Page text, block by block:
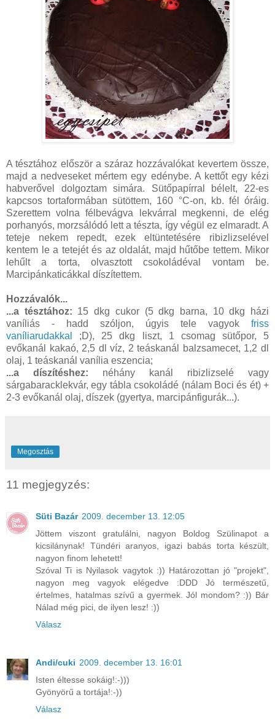
A tésztához először a száraz hozzávalókat kevertem össze,
majd a nedveseket mértem egy edénybe. A kettőt egy kézi
habverővel dolgoztam simára. Sütőpapírral bélelt, 22-es
kapcsos tortaformában sütöttem, 160 °C-on, kb. fél óráig.
Szerettem volna félbevágva lekvárral megkenni, de elég
porhanyós, morzsálódó lett a tészta, így végül ez elmaradt. A
teteje nekem repedt, ezek eltüntetésére ribizlizselével
kentem le a tetejét és az oldalát, majd hűtőbe tettem. Mikor
lehűlt a torta, olvasztott csokoládéval vontam be.
Marcipánkaticákkal díszítettem.
Hozzávalók...
...a tésztához: 15 dkg cukor (5 dkg barna, 10 dkg házi
vaníliás - hadd szóljon, úgyis tele vagyok friss
vaníliarudakkal
;D), 25 dkg liszt, 1 csomag sütőpor, 5
evőkanál kakaó, 2,5 dl víz, 2 teáskanál balzsamecet, 1,2 dl
olaj, 1 teáskanál vanília eszencia;
...a díszítéshez: néhány kanál ribizlizselé vagy
sárgabaracklekvár, egy tábla csokoládé (nálam Boci és ét) +
2-3 evőkanál olaj, díszek (gyertya, marcipánfigurák...).
Megosztás
11 megjegyzés:
Süti Bazár 2009. december 13. 12:05
Jöttem viszont gratulálni, nagyon Boldog Szülinapot a
kicsilánynak! Tündéri aranyos, igazi babás torta készült,
nagyon finom lehetett!
Szóval Ti is Nyilasok vagytok :)) Határozottan jó "projekt",
nagyon meg vagyok elégedve :DDD Jó természetű,
értelmes, hatalmas szívű a gyermek. Jól mondom? :)) Bár
Nálad még pici, de ilyen lesz! :))
Válasz
Andi/cuki 2009. december 13. 16:01
Isten éltesse sokáig!:-)))
Gyönyörű a tortája!:-))
Válasz